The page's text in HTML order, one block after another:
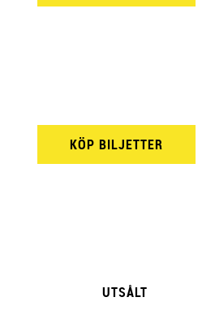
KÖP BILJETTER
UTSÅLT